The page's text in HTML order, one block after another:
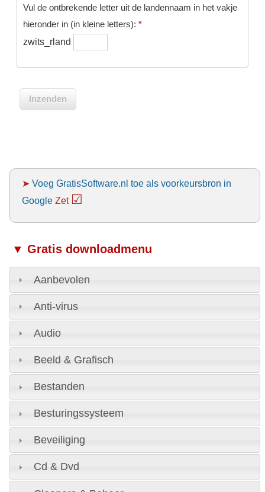
Vul de ontbrekende letter uit de landennaam in het vakje
hieronder in (in kleine letters): *
zwits_rland
➤ Voeg GratisSoftware.nl toe als voorkeursbron in
Google Zet ☑
▼ Gratis downloadmenu
Aanbevolen
Anti-virus
Audio
Beeld & Grafisch
Bestanden
Besturingssysteem
Beveiliging
Cd & Dvd